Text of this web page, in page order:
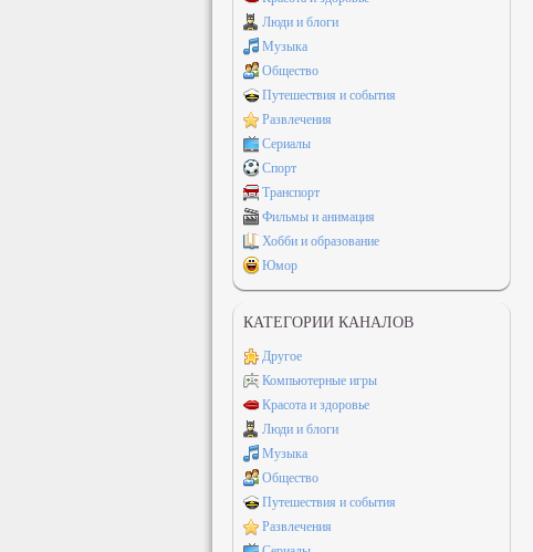
Люди и блоги
Музыка
Общество
Путешествия и события
Развлечения
Сериалы
Спорт
Транспорт
Фильмы и анимация
Хобби и образование
Юмор
КАТЕГОРИИ КАНАЛОВ
Другое
Компьютерные игры
Красота и здоровье
Люди и блоги
Музыка
Общество
Путешествия и события
Развлечения